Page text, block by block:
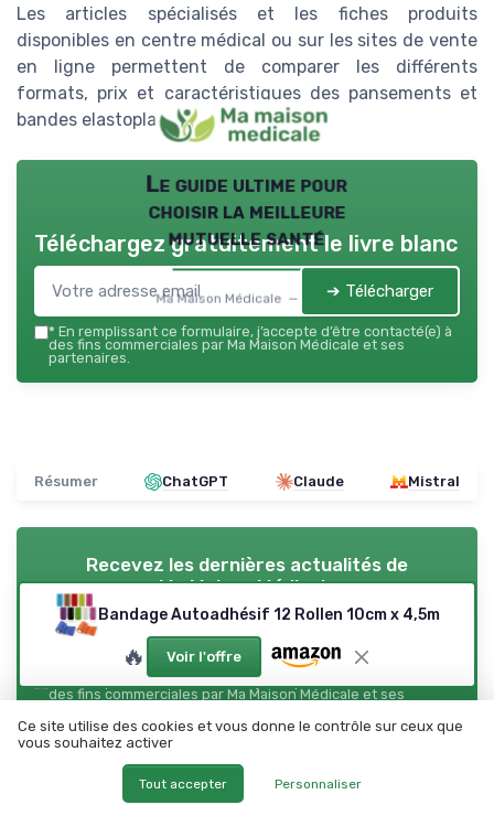
Les articles spécialisés et les fiches produits
disponibles en centre médical ou sur les sites de vente
en ligne permettent de comparer les différents
formats, prix et caractéristiques des pansements et
bandes elastoplast.
Le guide ultime pour
choisir la meilleure
mutuelle santé
Ma Maison Médicale — 2026
Téléchargez gratuitement le livre blanc
➔ Télécharger
* En remplissant ce formulaire, j’accepte d’être contacté(e) à
des fins commerciales par Ma Maison Médicale et ses
partenaires.
Résumer ChatGPT Claude Mistral
Recevez les dernières actualités de
Ma Maison Médicale
En remplissant ce formulaire, j’accepte d’être contacté(e) à
des fins commerciales par Ma Maison Médicale et ses
Ma Maison Médicale
Ajoutez-nous à vos sources préférées sur Google
Bandage Autoadhésif 12 Rollen 10cm x 4,5m
🔥 Voir l'offre
Ce site utilise des cookies et vous donne le contrôle sur ceux que
vous souhaitez activer
Tout accepter Personnaliser